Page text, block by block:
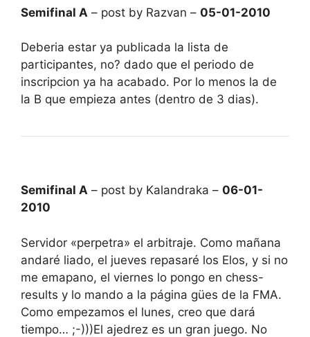
Semifinal A – post by Razvan – 05-01-2010
Deberia estar ya publicada la lista de
participantes, no? dado que el periodo de
inscripcion ya ha acabado. Por lo menos la de
la B que empieza antes (dentro de 3 dias).
Semifinal A – post by Kalandraka – 06-01-
2010
Servidor «perpetra» el arbitraje. Como mañana
andaré liado, el jueves repasaré los Elos, y si no
me emapano, el viernes lo pongo en chess-
results y lo mando a la página gües de la FMA.
Como empezamos el lunes, creo que dará
tiempo… ;-)))El ajedrez es un gran juego. No